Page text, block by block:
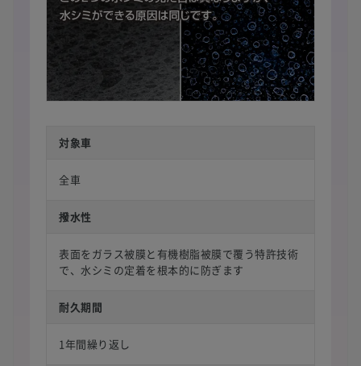
対象車
全車
撥水性
表面をガラス被膜と有機樹脂被膜で覆う特許技術
で、水シミの定着を根本的に防ぎます
耐久期間
1年間繰り返し